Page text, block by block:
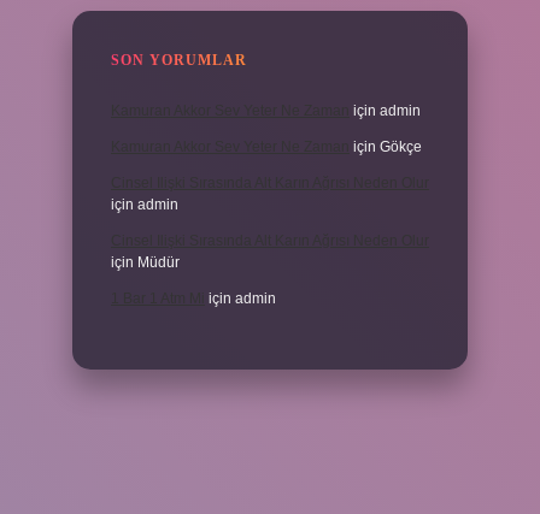
SON YORUMLAR
için admin
için Gökçe
için admin
için Müdür
için admin